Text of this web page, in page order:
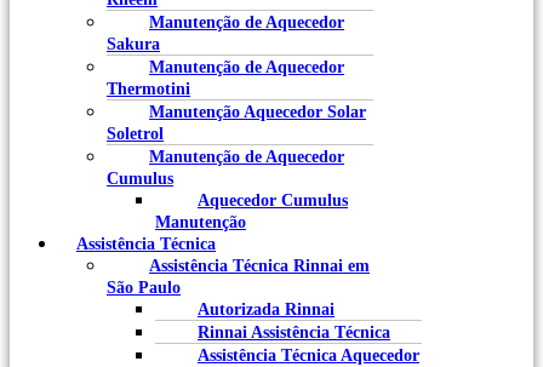
Manutenção de Aquecedor
Sakura
Manutenção de Aquecedor
Thermotini
Manutenção Aquecedor Solar
Soletrol
Manutenção de Aquecedor
Cumulus
Aquecedor Cumulus
Manutenção
Assistência Técnica
Assistência Técnica Rinnai em
São Paulo
Autorizada Rinnai
Rinnai Assistência Técnica
Assistência Técnica Aquecedor